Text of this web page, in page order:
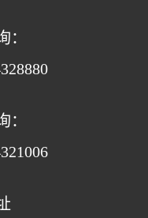
：
：